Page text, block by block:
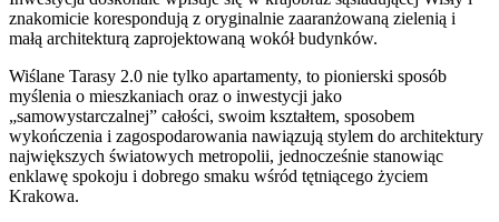
znakomicie korespondują z oryginalnie zaaranżowaną zielenią i
małą architekturą zaprojektowaną wokół budynków.
Wiślane Tarasy 2.0 nie tylko apartamenty, to pionierski sposób
myślenia o mieszkaniach oraz o inwestycji jako
„samowystarczalnej” całości, swoim kształtem, sposobem
wykończenia i zagospodarowania nawiązują stylem do architektury
największych światowych metropolii, jednocześnie stanowiąc
enklawę spokoju i dobrego smaku wśród tętniącego życiem
Krakowa.